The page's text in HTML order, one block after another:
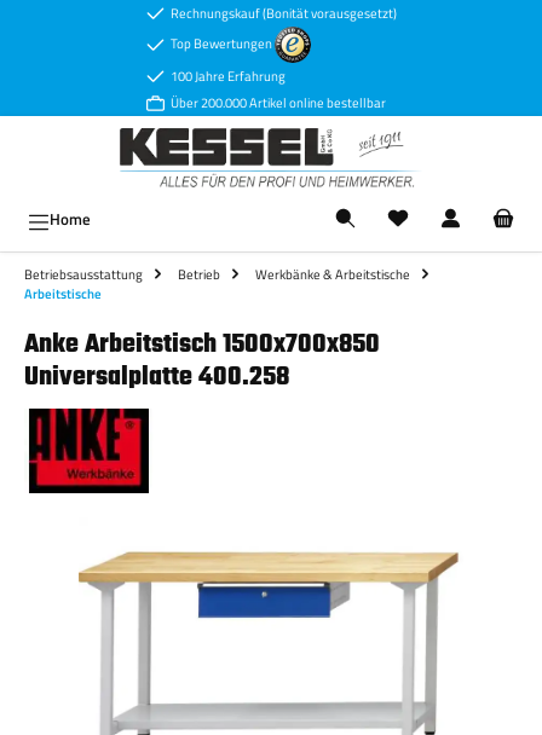
Zum Hauptinhalt springenRechnungskauf (Bonität vorausgesetzt)
Top Bewertungen
100 Jahre Erfahrung
Über 200.000 Artikel online bestellbar
Home
Betriebsausstattung Betrieb
Werkbänke & Arbeitstische
Arbeitstische
Anke Arbeitstisch 1500x700x850
Universalplatte 400.258